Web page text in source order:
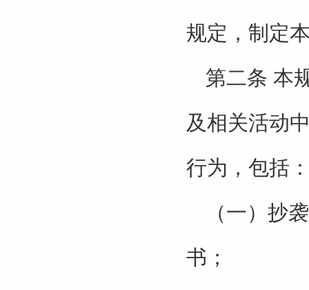
规定，制定
第二条 本
及相关活动
行为，包括
（一）抄
书；